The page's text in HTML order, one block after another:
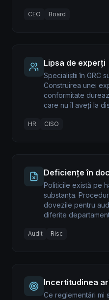
CEO Board
Lipsa de experți
Specialiștii în GRC
Construirea unei
conformitate
care nu îl aveți la
HR CISO
Deficiențe în
Politicile există pe
substanța.
dovezile pentru
diferite
Audit Risc
Incertitudinea
Ce reglementări mi